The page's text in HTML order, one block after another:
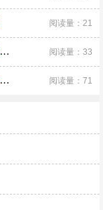
阅读量：21
新冠病毒变异到第几代了新冠病毒变异会越来越弱吗 阅读量：33
新冠病毒很可能存在眼部趋向性感染新冠后眼睛不适怎么办 阅读量：71